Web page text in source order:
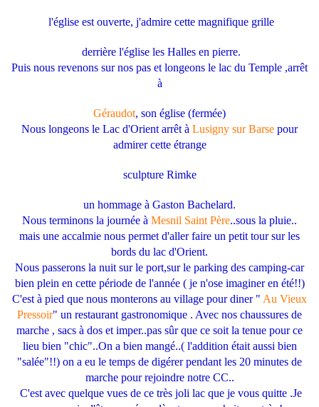
l'église est ouverte, j'admire cette magnifique grille
derrière l'église les Halles en pierre.
Puis nous revenons sur nos pas et longeons le lac du Temple ,arrêt
à
Géraudot, son église (fermée)
Nous longeons le Lac d'Orient arrêt à Lusigny sur Barse pour
admirer cette étrange
sculpture Rimke
un hommage à Gaston Bachelard.
Nous terminons la journée à Mesnil Saint Père..sous la pluie..
mais une accalmie nous permet d'aller faire un petit tour sur les
bords du lac d'Orient.
Nous passerons la nuit sur le port,sur le parking des camping-car
bien plein en cette période de l'année ( je n'ose imaginer en été!!)
C'est à pied que nous monterons au village pour diner " Au Vieux
Pressoir" un restaurant gastronomique . Avec nos chaussures de
marche , sacs à dos et imper..pas sûr que ce soit la tenue pour ce
lieu bien "chic"..On a bien mangé..( l'addition était aussi bien
"salée"!!) on a eu le temps de digérer pendant les 20 minutes de
marche pour rejoindre notre CC..
C'est avec quelque vues de ce très joli lac que je vous quitte .Je